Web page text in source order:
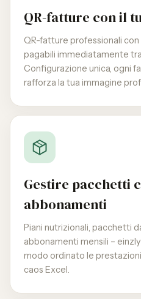
QR-fatture con il
QR-fatture professionali con
pagabili immediatamente
Configurazione unica, ogni
rafforza la tua immagine
Gestire pacchetti
abbonamenti
Piani nutrizionali, pacchetti
abbonamenti mensili –
modo ordinato le
caos Excel.